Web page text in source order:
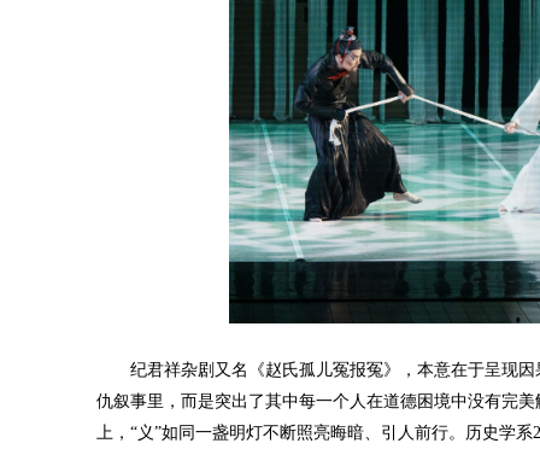
纪君祥杂剧又名《赵氏孤儿冤报冤》，本意在于呈现
仇叙事里，而是突出了其中每一个人在道德困境中没有完
上，“义”如同一盏明灯不断照亮晦暗、引人前行。历史学